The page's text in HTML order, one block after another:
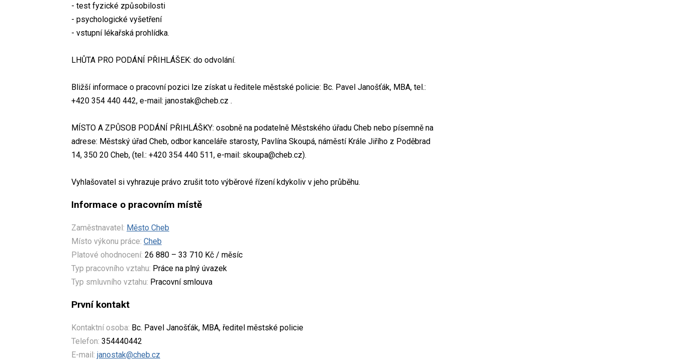
- test fyzické způsobilosti
- psychologické vyšetření
- vstupní lékařská prohlídka.
LHŮTA PRO PODÁNÍ PŘIHLÁŠEK: do odvolání.
Bližší informace o pracovní pozici lze získat u ředitele městské policie: Bc. Pavel Janošťák, MBA, tel.:
+420 354 440 442, e-mail: janostak@cheb.cz .
MÍSTO A ZPŮSOB PODÁNÍ PŘIHLÁŠKY: osobně na podatelně Městského úřadu Cheb nebo písemně na
adrese: Městský úřad Cheb, odbor kanceláře starosty, Pavlína Skoupá, náměstí Krále Jiřího z Poděbrad
14, 350 20 Cheb, (tel.: +420 354 440 511, e-mail: skoupa@cheb.cz).
Vyhlašovatel si vyhrazuje právo zrušit toto výběrové řízení kdykoliv v jeho průběhu.
Informace o pracovním místě
Zaměstnavatel: Město Cheb
Místo výkonu práce: Cheb
Platové ohodnocení: 26 880 – 33 710 Kč / měsíc
Typ pracovního vztahu: Práce na plný úvazek
Typ smluvního vztahu: Pracovní smlouva
První kontakt
Kontaktní osoba: Bc. Pavel Janošťák, MBA, ředitel městské policie
Telefon: 354440442
E-mail: janostak@cheb.cz